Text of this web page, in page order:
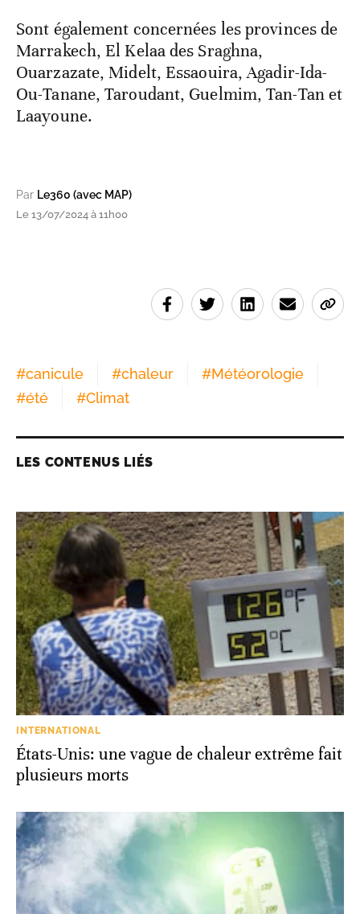
Sont également concernées les provinces de
Marrakech, El Kelaa des Sraghna,
Ouarzazate, Midelt, Essaouira, Agadir-Ida-
Ou-Tanane, Taroudant, Guelmim, Tan-Tan et
Laayoune.
Par Le360 (avec MAP)
Le 13/07/2024 à 11h00
#canicule #chaleur #Météorologie
#été #Climat
LES CONTENUS LIÉS
INTERNATIONAL
États-Unis: une vague de chaleur extrême fait
plusieurs morts